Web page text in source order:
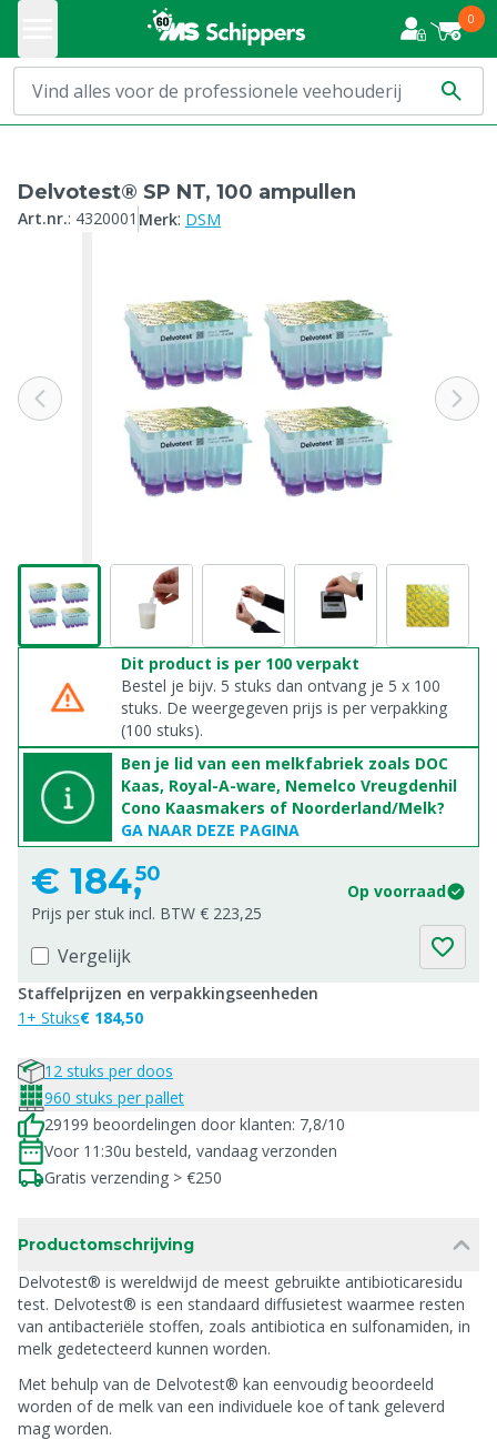
0
Delvotest® SP NT, 100 ampullen
Art.nr.: 4320001 Merk: DSM
Dit product is per 100 verpakt
Bestel je bijv. 5 stuks dan ontvang je 5 x 100
stuks. De weergegeven prijs is per verpakking
(100 stuks).
Ben je lid van een melkfabriek zoals DOC
Kaas, Royal-A-ware, Nemelco Vreugdenhil
Cono Kaasmakers of Noorderland/Melk?
GA NAAR DEZE PAGINA
€ 184,50
Op voorraad
Prijs per stuk incl. BTW € 223,25
Vergelijk
Staffelprijzen en verpakkingseenheden
1+ Stuks€ 184,50
12 stuks per doos
960 stuks per pallet
29199 beoordelingen door klanten: 7,8/10
Voor 11:30u besteld, vandaag verzonden
Gratis verzending > €250
Productomschrijving
Delvotest® is wereldwijd de meest gebruikte antibioticaresidu
test. Delvotest® is een standaard diffusietest waarmee resten
van antibacteriële stoffen, zoals antibiotica en sulfonamiden, in
melk gedetecteerd kunnen worden.
Met behulp van de Delvotest® kan eenvoudig beoordeeld
worden of de melk van een individuele koe of tank geleverd
mag worden.